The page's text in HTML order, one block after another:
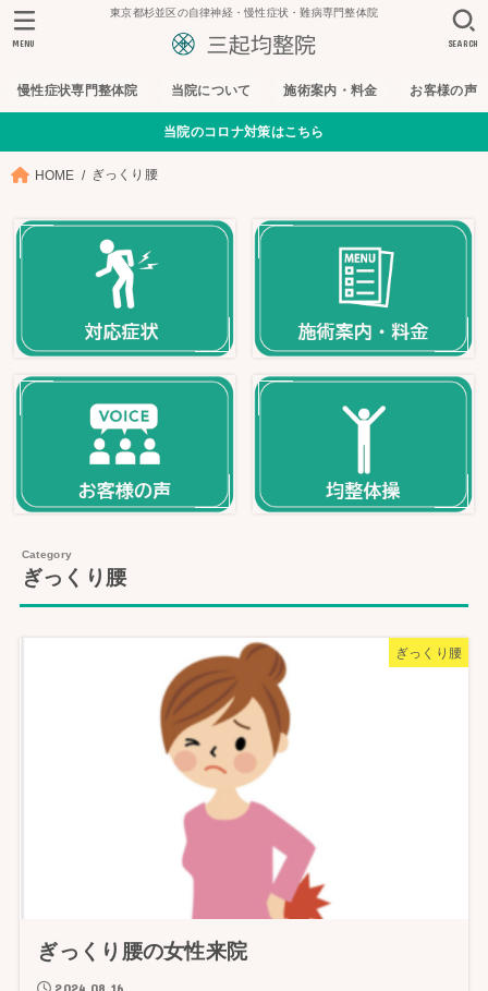
東京都杉並区の自律神経・慢性症状・難病専門整体院
慢性症状専門整体院 当院について 施術案内・料金 お客様の声
SEARCH
MENU
当院のコロナ対策はこちら
HOME ぎっくり腰
ぎっくり腰
ぎっくり腰
ぎっくり腰の女性来院
2024.08.16